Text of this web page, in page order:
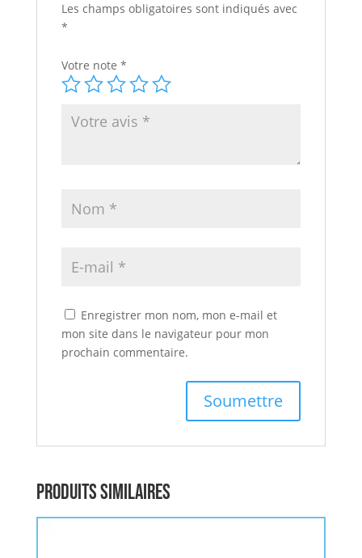
Les champs obligatoires sont indiqués avec
*
Votre note *
Enregistrer mon nom, mon e-mail et
mon site dans le navigateur pour mon
prochain commentaire.
Produits similaires